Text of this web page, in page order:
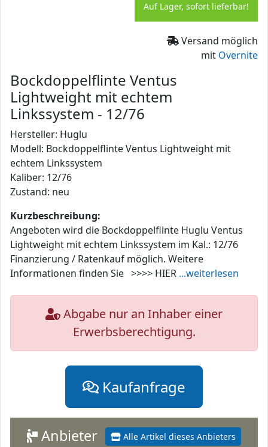
Auf Lager, sofort lieferbar!
Versand möglich
mit Overnite
Bockdoppelflinte Ventus
Lightweight mit echtem
Linkssystem - 12/76
Hersteller: Huglu
Modell: Bockdoppelflinte Ventus Lightweight mit
echtem Linkssystem
Kaliber: 12/76
Zustand: neu
Kurzbeschreibung:
Angeboten wird die Bockdoppelflinte Huglu Ventus
Lightweight mit echtem Linkssystem im Kal.: 12/76
Finanzierung / Ratenkauf möglich. Weitere
Informationen finden Sie >>>> HIER ...weiterlesen
Abgabe nur an Inhaber einer
Erwerbsberechtigung.
Kaufanfrage
Alle Artikel dieses Anbieters
Anbieter